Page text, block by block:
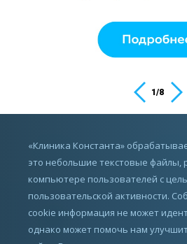
1/8
ИМЕЮТСЯ
«Клиника Константа»
это небольшие текстовые
компьютере пользователей с
пользовательской активности.
cookie информация не может
однако может помочь нам